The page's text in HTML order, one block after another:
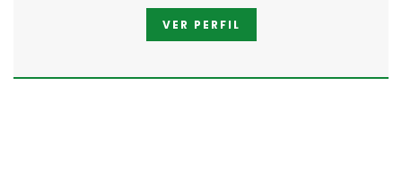
VER PERFIL